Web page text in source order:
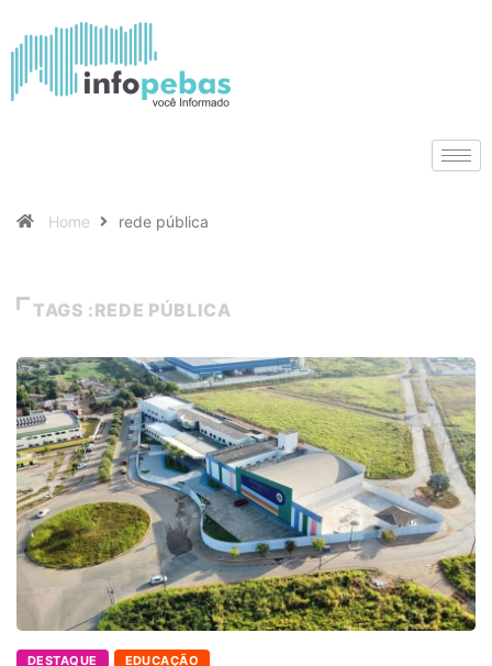
Home rede pública
TAGS :REDE PÚBLICA
DESTAQUE EDUCAÇÃO